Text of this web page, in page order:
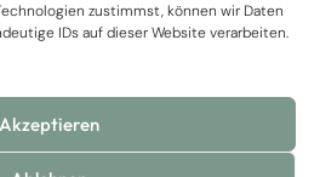
zustimmst, können wir Daten
IDs auf dieser Website verarbeiten.
Akzeptieren